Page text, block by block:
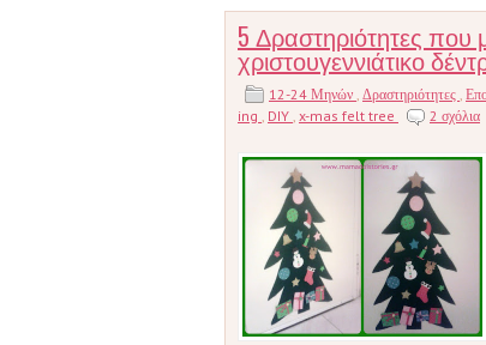
5 Δραστηριότητες που
χριστουγεννιάτικο
12-24 Μηνών , Δραστηριότητες ,
ing , DIY , x-mas felt tree 2 σχόλια